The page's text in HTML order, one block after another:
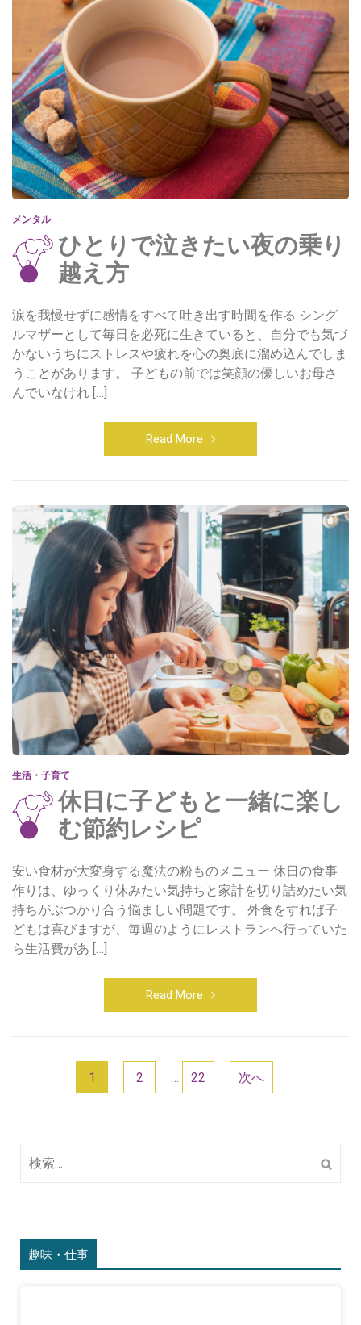
メンタル
ひとりで泣きたい夜の乗り
越え方
涙を我慢せずに感情をすべて吐き出す時間を作る シング
ルマザーとして毎日を必死に生きていると、自分でも気づ
かないうちにストレスや疲れを心の奥底に溜め込んでしま
うことがあります。 子どもの前では笑顔の優しいお母さ
んでいなけれ […]
Read More
生活・子育て
休日に子どもと一緒に楽し
む節約レシピ
安い食材が大変身する魔法の粉ものメニュー 休日の食事
作りは、ゆっくり休みたい気持ちと家計を切り詰めたい気
持ちがぶつかり合う悩ましい問題です。 外食をすれば子
どもは喜びますが、毎週のようにレストランへ行っていた
ら生活費があ […]
Read More
ビ
シ
1 2 … 22 次へ
索:
趣味・仕事